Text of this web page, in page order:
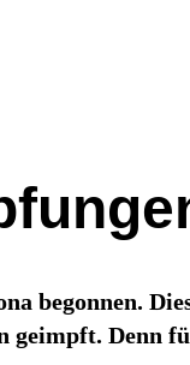
begonnen.
Denn